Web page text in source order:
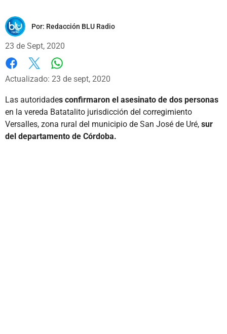
Por: Redacción BLU Radio
23 de Sept, 2020
Facebook
X
Actualizado: 23 de sept, 2020
Las autoridades confirmaron el asesinato de dos personas
en la vereda Batatalito jurisdicción del corregimiento
Versalles, zona rural del municipio de San José de Uré, sur
del departamento de Córdoba.